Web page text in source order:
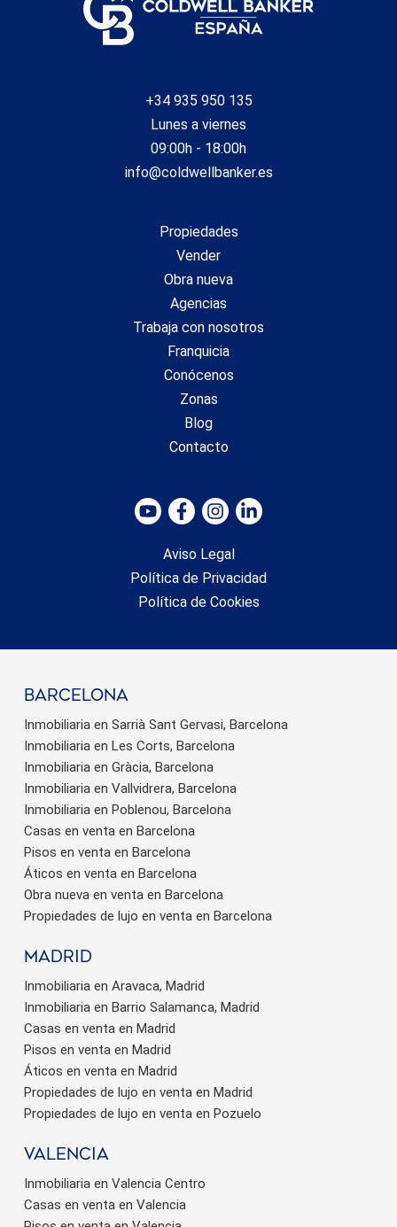
+34 935 950 135
Lunes a viernes
09:00h - 18:00h
info@coldwellbanker.es
Propiedades
Vender
Obra nueva
Agencias
Trabaja con nosotros
Franquicia
Conócenos
Zonas
Blog
Contacto
Aviso Legal
Política de Privacidad
Política de Cookies
barcelona
Inmobiliaria en Sarrià Sant Gervasi, Barcelona
Inmobiliaria en Les Corts, Barcelona
Inmobiliaria en Gràcia, Barcelona
Inmobiliaria en Vallvidrera, Barcelona
Inmobiliaria en Poblenou, Barcelona
Casas en venta en Barcelona
Pisos en venta en Barcelona
Áticos en venta en Barcelona
Obra nueva en venta en Barcelona
Propiedades de lujo en venta en Barcelona
Madrid
Inmobiliaria en Aravaca, Madrid
Inmobiliaria en Barrio Salamanca, Madrid
Casas en venta en Madrid
Pisos en venta en Madrid
Áticos en venta en Madrid
Propiedades de lujo en venta en Madrid
Propiedades de lujo en venta en Pozuelo
valencia
Inmobiliaria en Valencia Centro
Casas en venta en Valencia
datos de uso que hacen los usuarios del servicio. Permiten
guardar la información de preferencia del usuario para
mejorar la calidad de nuestros servicios y para ofrecer una
Marketing y publicidad
Estas cookies son utilizadas para almacenar información
sobre las preferencias y elecciones personales del usuario
navegación. Gracias a ellas, podemos conocer los hábitos